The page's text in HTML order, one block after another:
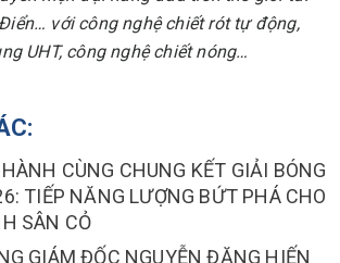
với công nghệ chiết rót tự động,
UHT, công nghệ chiết nóng…
CÙNG CHUNG KẾT GIẢI BÓNG
TIẾP NĂNG LƯỢNG BỨT PHÁ CHO
SÂN CỎ
GIÁM ĐỐC NGUYỄN ĐẶNG HIẾN